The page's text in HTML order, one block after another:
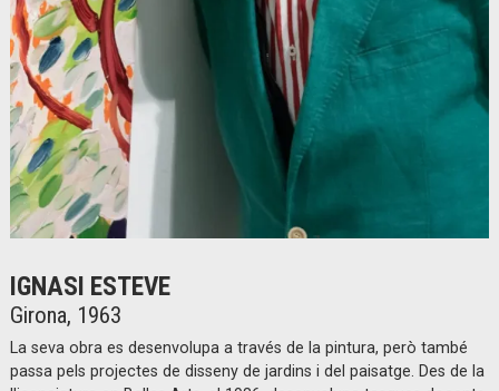
IGNASI ESTEVE
Girona, 1963
La seva obra es desenvolupa a través de la pintura, però també
passa pels projectes de disseny de jardins i del paisatge. Des de la